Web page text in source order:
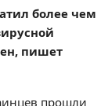
более чем
пишет
прошли